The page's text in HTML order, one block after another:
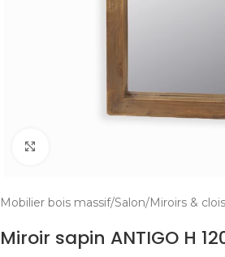
Mobilier bois massif Salon Miroirs &
Miroir sapin ANTIGO H